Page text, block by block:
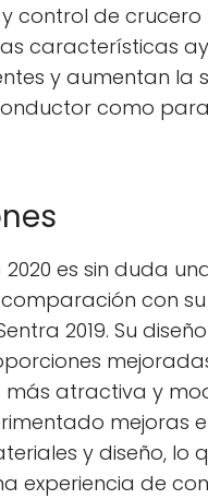
control de crucero
características
y aumentan la
como
2020 es sin duda
con su
2019. Su diseño
atractiva y
mejoras
y diseño, lo
experiencia de